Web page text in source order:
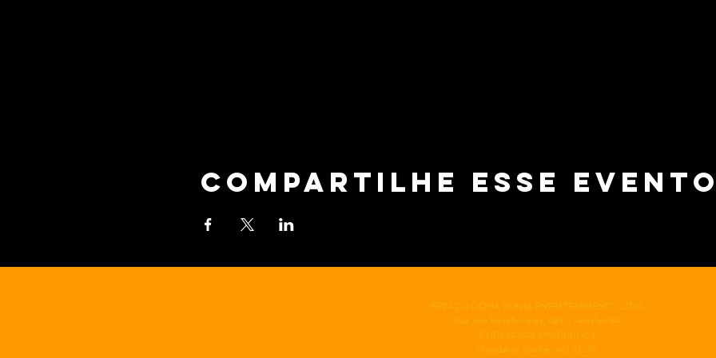
Compartilhe esse
ESPAÇO DONA SONIA ENTRETENIMENTO LTDA
Rua Julio Rebollo Perez, 489 - Peri Peri/SP
CNPJ 34.243.399/0001-53
Thursday to Sunday until 23:00